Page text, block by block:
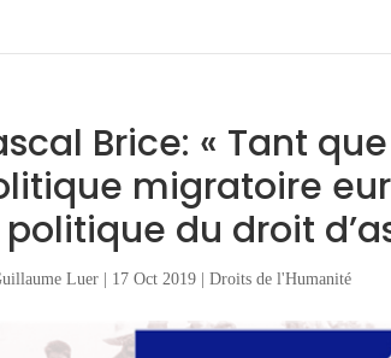
Brice: « Tant
migratoire
du droit
Luer 17 Oct 2019 |Droits de l'Humanité